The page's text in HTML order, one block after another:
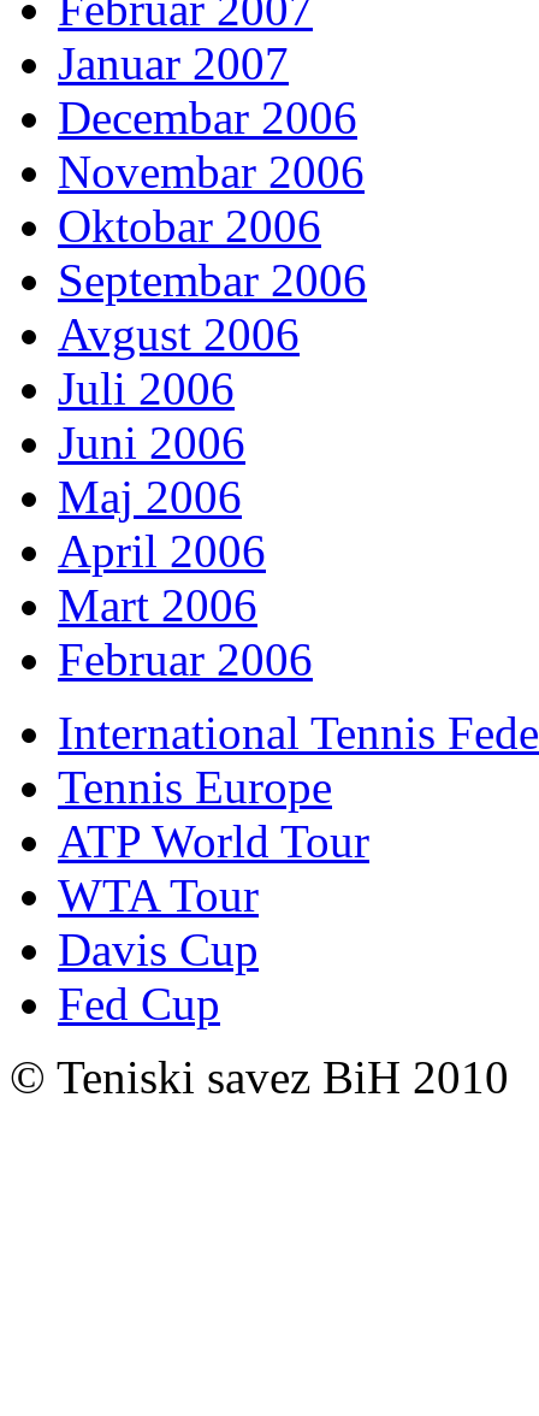
Januar 2007
Decembar 2006
Novembar 2006
Oktobar 2006
Septembar 2006
Avgust 2006
Juli 2006
Juni 2006
Maj 2006
April 2006
Mart 2006
Februar 2006
International Tennis
Tennis Europe
ATP World Tour
WTA Tour
Davis Cup
Fed Cup
© Teniski savez BiH 2010